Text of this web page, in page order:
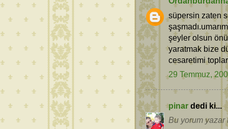
süpersin zaten
şeyler olsun
yaratmak bize
cesaretimi
29 Temmuz,
pinar dedi ki...
Bu yorum yazar